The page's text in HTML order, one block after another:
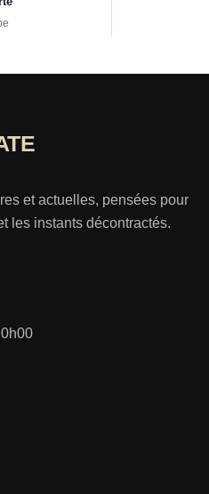
et actuelles, pensées pour
les instants décontractés.